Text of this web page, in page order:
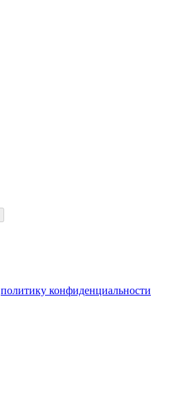
политику конфиденциальности